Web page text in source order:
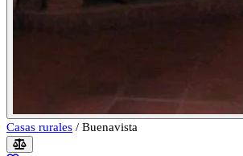
Casas rurales / Buenavista